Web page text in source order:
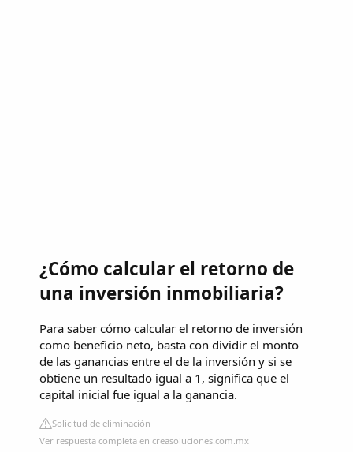
¿Cómo calcular el retorno de
una inversión inmobiliaria?
Para saber cómo calcular el retorno de inversión
como beneficio neto, basta con dividir el monto
de las ganancias entre el de la inversión y si se
obtiene un resultado igual a 1, significa que el
capital inicial fue igual a la ganancia.
Solicitud de eliminación
Ver respuesta completa en creasoluciones.com.mx